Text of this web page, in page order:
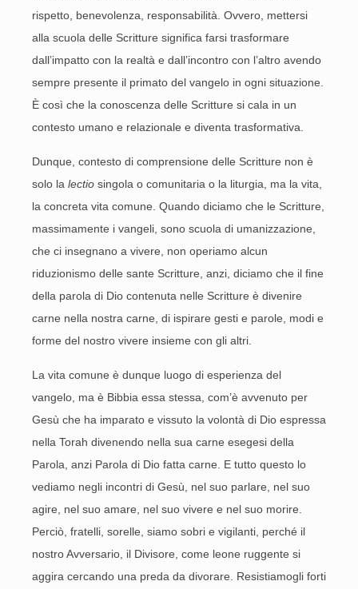
rispetto, benevolenza, responsabilità. Ovvero, mettersi
alla scuola delle Scritture significa farsi trasformare
dall’impatto con la realtà e dall’incontro con l’altro avendo
sempre presente il primato del vangelo in ogni situazione.
È così che la conoscenza delle Scritture si cala in un
contesto umano e relazionale e diventa trasformativa.
Dunque, contesto di comprensione delle Scritture non è
solo la lectio singola o comunitaria o la liturgia, ma la vita,
la concreta vita comune. Quando diciamo che le Scritture,
massimamente i vangeli, sono scuola di umanizzazione,
che ci insegnano a vivere, non operiamo alcun
riduzionismo delle sante Scritture, anzi, diciamo che il fine
della parola di Dio contenuta nelle Scritture è divenire
carne nella nostra carne, di ispirare gesti e parole, modi e
forme del nostro vivere insieme con gli altri.
La vita comune è dunque luogo di esperienza del
vangelo, ma è Bibbia essa stessa, com’è avvenuto per
Gesù che ha imparato e vissuto la volontà di Dio espressa
nella Torah divenendo nella sua carne esegesi della
Parola, anzi Parola di Dio fatta carne. E tutto questo lo
vediamo negli incontri di Gesù, nel suo parlare, nel suo
agire, nel suo amare, nel suo vivere e nel suo morire.
Perciò, fratelli, sorelle, siamo sobri e vigilanti, perché il
nostro Avversario, il Divisore, come leone ruggente si
aggira cercando una preda da divorare. Resistiamogli forti